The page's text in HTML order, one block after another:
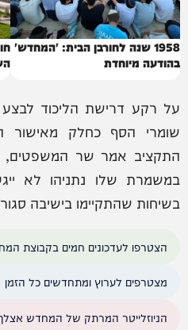
1958 שנה לחורבן הבית: 'המחדש'
בהודעה מיוחדת
על רקע דרישת הליכוד לבצע
שומרי הסף כחלק מאישור
התקציב אמר שר המשפטים,
במשמרת שלו נתניהו לא
בשיחות שהתקיימו בישיבה
הצטרפו לעדכונים חמים בקבוצת
מצטרפים לערוץ ומתחדשים כל הזמן
הניוזלייטר המרתק של המחדש